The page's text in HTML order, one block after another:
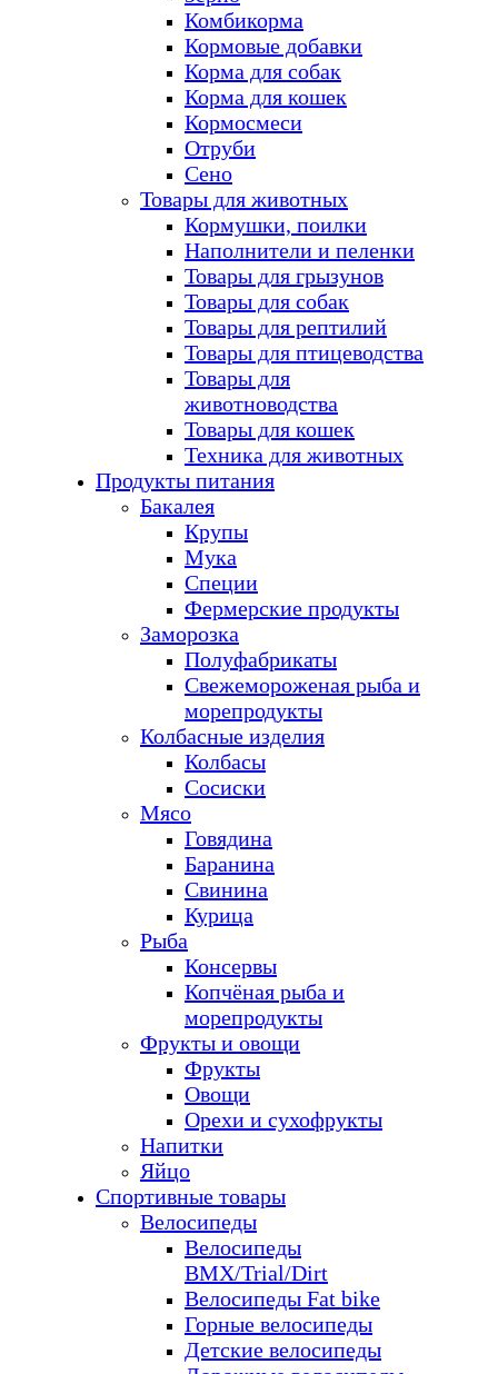
Комбикорма
Кормовые добавки
Корма для собак
Корма для кошек
Кормосмеси
Отруби
Сено
Товары для животных
Кормушки, поилки
Наполнители и пеленки
Товары для грызунов
Товары для собак
Товары для рептилий
Товары для птицеводства
Товары для
животноводства
Товары для кошек
Техника для животных
Продукты питания
Бакалея
Крупы
Мука
Специи
Фермерские продукты
Заморозка
Полуфабрикаты
Свежемороженая рыба и
морепродукты
Колбасные изделия
Колбасы
Сосиски
Мясо
Говядина
Баранина
Свинина
Курица
Рыба
Консервы
Копчёная рыба и
морепродукты
Фрукты и овощи
Фрукты
Овощи
Орехи и сухофрукты
Напитки
Яйцо
Спортивные товары
Велосипеды
Велосипеды
BMX/Trial/Dirt
Велосипеды Fat bike
Горные велосипеды
Детские велосипеды